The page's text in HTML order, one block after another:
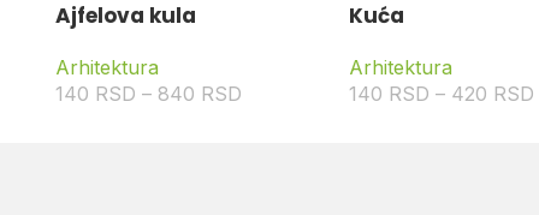
Ajfelova kula
Arhitektura
140 RSD – 840 RSD
Kuća
Arhitektura
140 RSD – 420 RSD